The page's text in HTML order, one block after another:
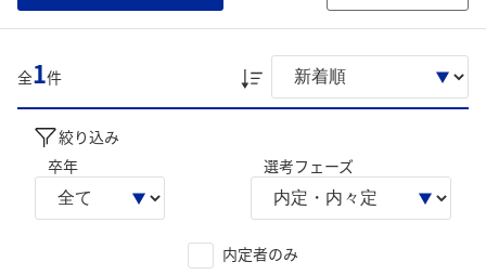
全1件
絞り込み
卒年
選考フェーズ
内定者のみ